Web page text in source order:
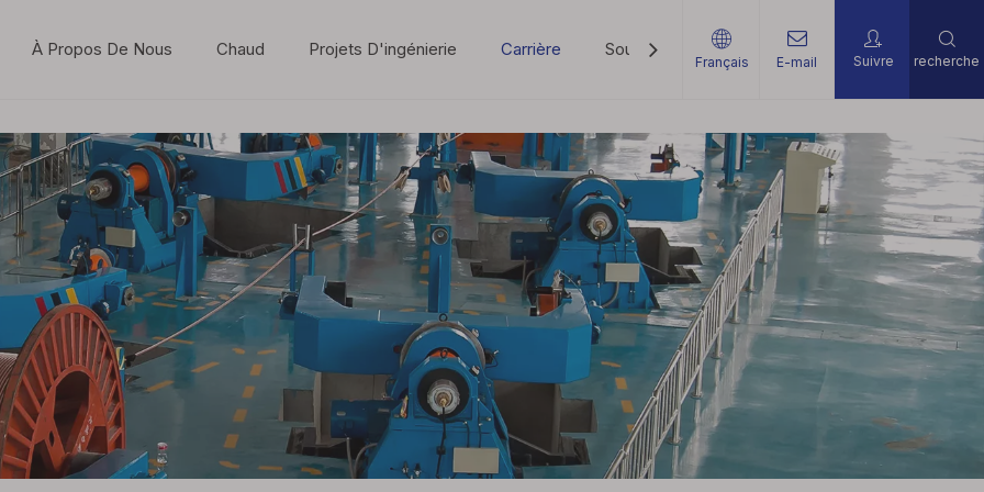
À Propos De Nous Chaud Projets D'ingénierie Carrière Soutien Nouvelles Contactez-Nous
Français E-mail Suivre recherche